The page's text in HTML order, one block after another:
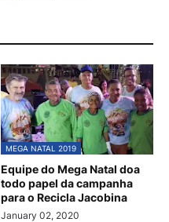
MEGA NATAL 2019
Equipe do Mega Natal doa
todo papel da campanha
para o Recicla Jacobina
January 02, 2020